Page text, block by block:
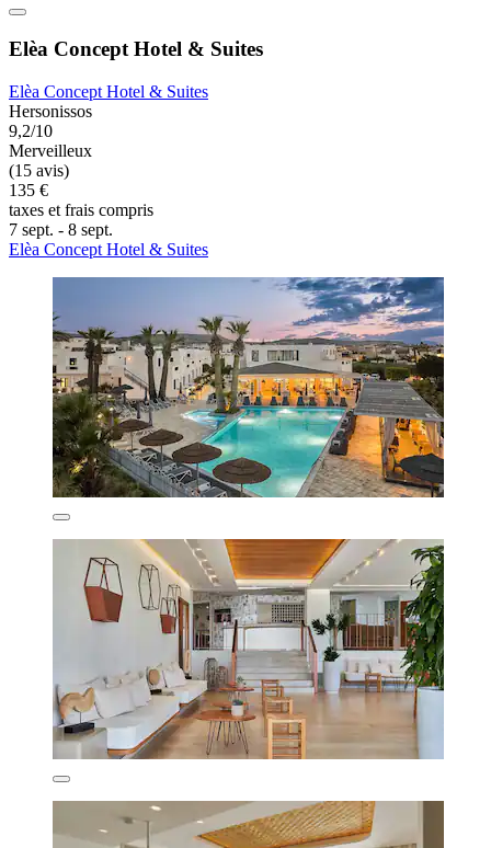
Elèa Concept Hotel & Suites
Elèa Concept Hotel & Suites
Hersonissos
9,2/10
Merveilleux
(15 avis)
135 €
taxes et frais compris
7 sept. - 8 sept.
Elèa Concept Hotel & Suites